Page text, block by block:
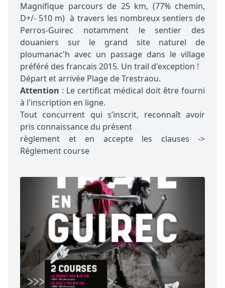
Magnifique parcours de 25 km, (77% chemin,
D+/- 510 m) à travers les nombreux sentiers de
Perros-Guirec notamment le sentier des
douaniers sur le grand site naturel de
ploumanac'h avec un passage dans le village
préféré des francais 2015. Un trail d'exception !
Départ et arrivée Plage de Trestraou.
Attention : Le certificat médical doit être fourni
à l'inscription en ligne.
Tout concurrent qui s’inscrit, reconnaît avoir
pris connaissance du présent
règlement et en accepte les clauses ->
Réglement course